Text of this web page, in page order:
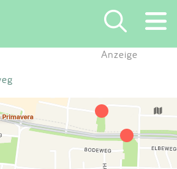
×
Suchen
Eintragen
Anzeige